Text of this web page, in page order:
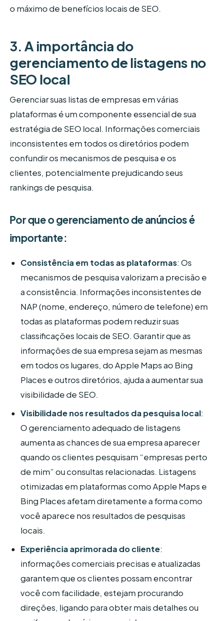
o máximo de benefícios locais de SEO.
3. A importância do
gerenciamento de listagens no
SEO local
Gerenciar suas listas de empresas em várias
plataformas é um componente essencial de sua
estratégia de SEO local. Informações comerciais
inconsistentes em todos os diretórios podem
confundir os mecanismos de pesquisa e os
clientes, potencialmente prejudicando seus
rankings de pesquisa.
Por que o gerenciamento de anúncios é
importante:
Consistência em todas as plataformas: Os
mecanismos de pesquisa valorizam a precisão e
a consistência. Informações inconsistentes de
NAP (nome, endereço, número de telefone) em
todas as plataformas podem reduzir suas
classificações locais de SEO. Garantir que as
informações de sua empresa sejam as mesmas
em todos os lugares, do Apple Maps ao Bing
Places e outros diretórios, ajuda a aumentar sua
visibilidade de SEO.
Visibilidade nos resultados da pesquisa local:
O gerenciamento adequado de listagens
aumenta as chances de sua empresa aparecer
quando os clientes pesquisam “empresas perto
de mim” ou consultas relacionadas. Listagens
otimizadas em plataformas como Apple Maps e
Bing Places afetam diretamente a forma como
você aparece nos resultados de pesquisas
locais.
Experiência aprimorada do cliente:
informações comerciais precisas e atualizadas
garantem que os clientes possam encontrar
você com facilidade, estejam procurando
direções, ligando para obter mais detalhes ou